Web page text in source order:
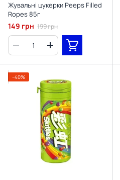
Жувальні цукерки Peeps Filled
Ropes 85г
149 грн 199 грн
−40%